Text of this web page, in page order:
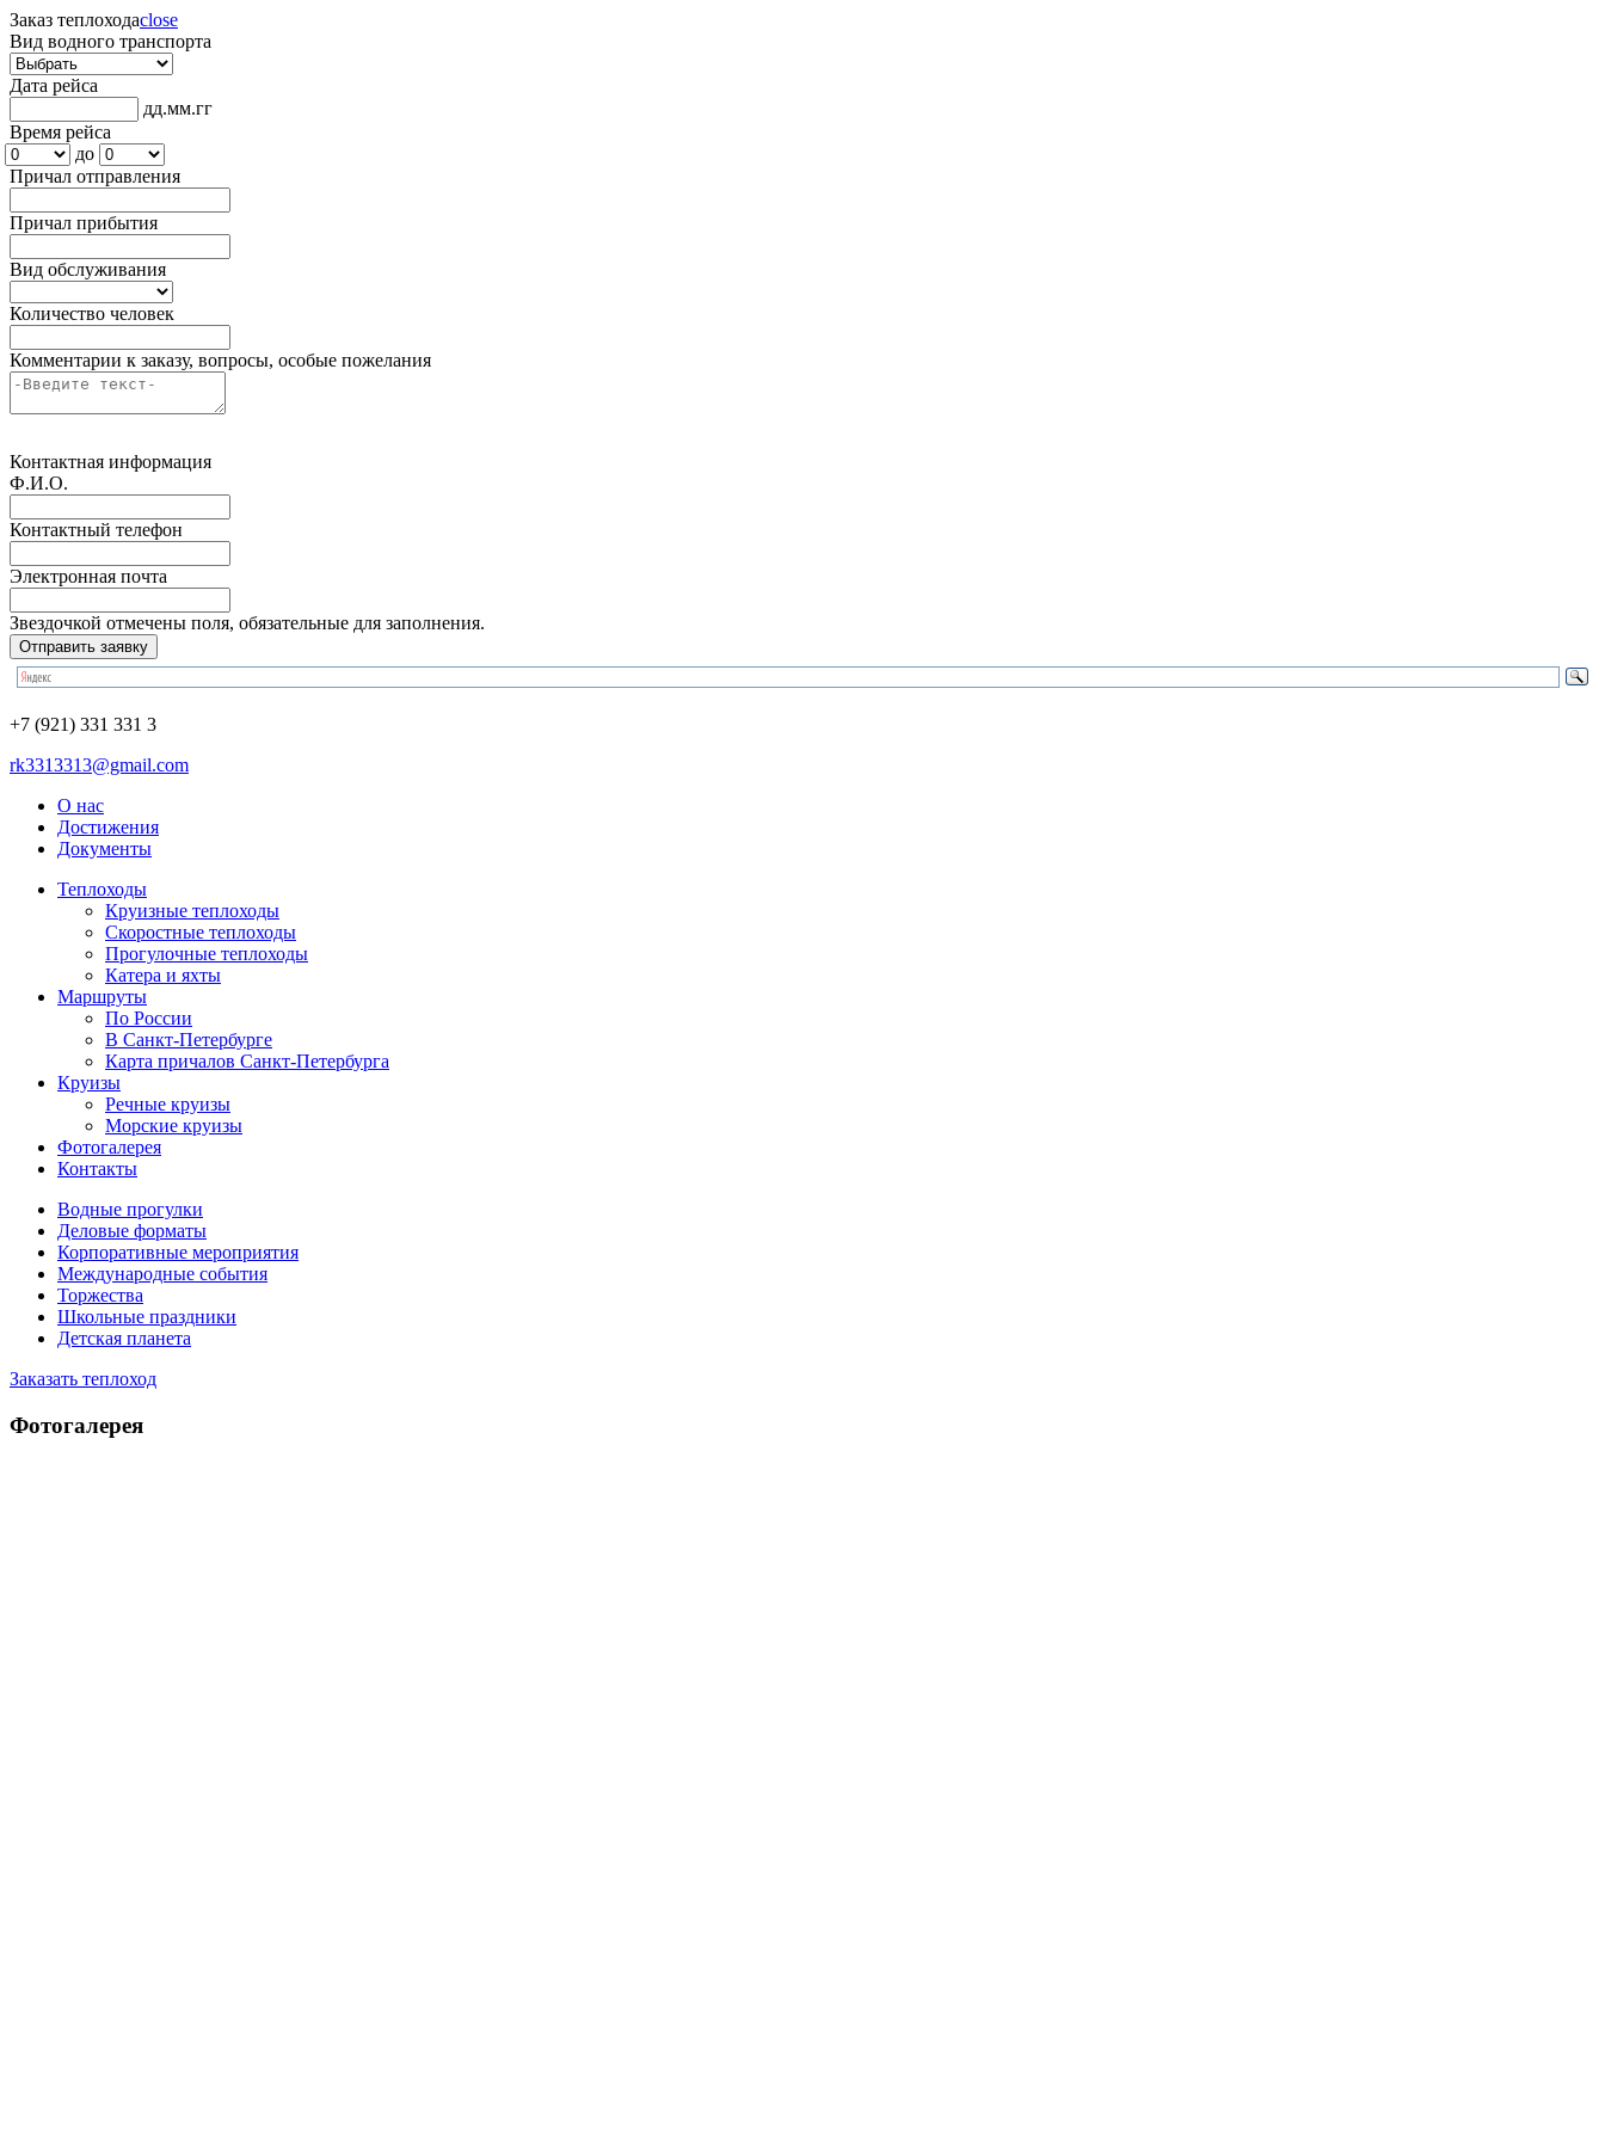
Заказ теплоходаclose
Вид водного транспорта
Дата рейса
дд.мм.гг
Время рейса
до
Причал отправления
Причал прибытия
Вид обслуживания
Количество человек
Комментарии к заказу, вопросы, особые пожелания
Контактная информация
Ф.И.О.
Контактный телефон
Электронная почта
Звездочкой отмечены поля, обязательные для заполнения.
+7 (921) 331 331 3
rk3313313@gmail.com
О нас
Достижения
Документы
Теплоходы
Круизные теплоходы
Скоростные теплоходы
Прогулочные теплоходы
Катера и яхты
Маршруты
По России
В Санкт-Петербурге
Карта причалов Санкт-Петербурга
Круизы
Речные круизы
Морские круизы
Фотогалерея
Контакты
Водные прогулки
Деловые форматы
Корпоративные мероприятия
Международные события
Торжества
Школьные праздники
Детская планета
Заказать теплоход
Фотогалерея